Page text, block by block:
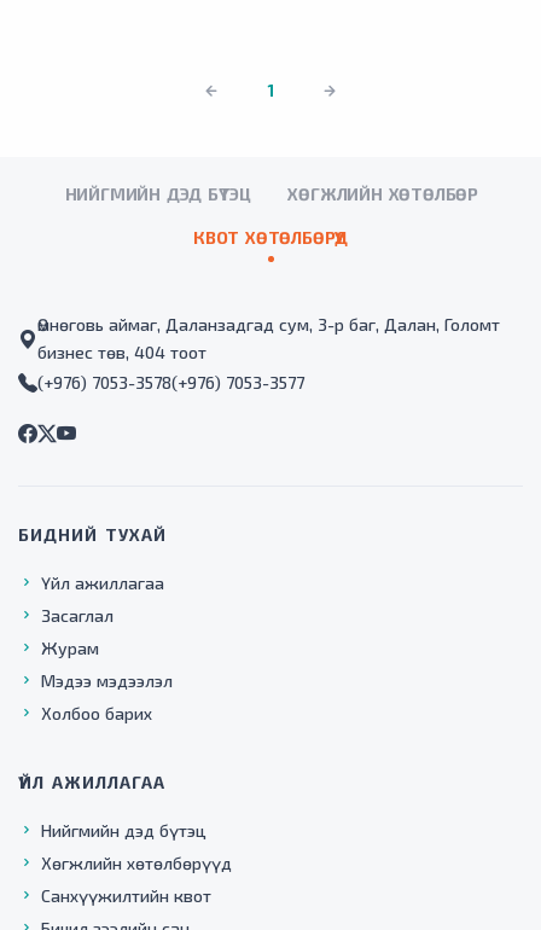
1
НИЙГМИЙН ДЭД БҮТЭЦ ХӨГЖЛИЙН ХӨТӨЛБӨР
КВОТ ХӨТӨЛБӨРҮҮД
Өмнөговь аймаг, Даланзадгад сум, 3-р баг, Далан, Голомт
бизнес төв, 404 тоот
(+976) 7053-3578(+976) 7053-3577
БИДНИЙ ТУХАЙ
Үйл ажиллагаа
Засаглал
Журам
Мэдээ мэдээлэл
Холбоо барих
ҮЙЛ АЖИЛЛАГАА
Нийгмийн дэд бүтэц
Хөгжлийн хөтөлбөрүүд
Санхүүжилтийн квот